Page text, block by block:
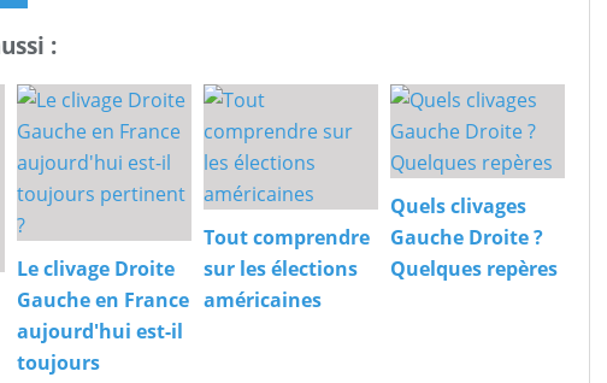
:
Le clivage Droite
Gauche en France
aujourd'hui est-il
toujours
Tout comprendre
sur les élections
américaines
Quels clivages
Gauche Droite ?
Quelques repères